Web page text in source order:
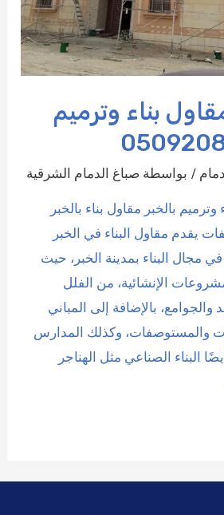
بناء وترميم
/ بواسطة صباغ الدمام الشرقية
بالخبر مقاول بناء بالخبر
يقدم مقاول البناء في الخبر
مجال البناء بمدينة الخبر، حيث
الإنشائية، من الفلل
بالإضافة إلى المباني
والمستوصفات، وكذلك المدارس
البناء الصناعي مثل الهناجر